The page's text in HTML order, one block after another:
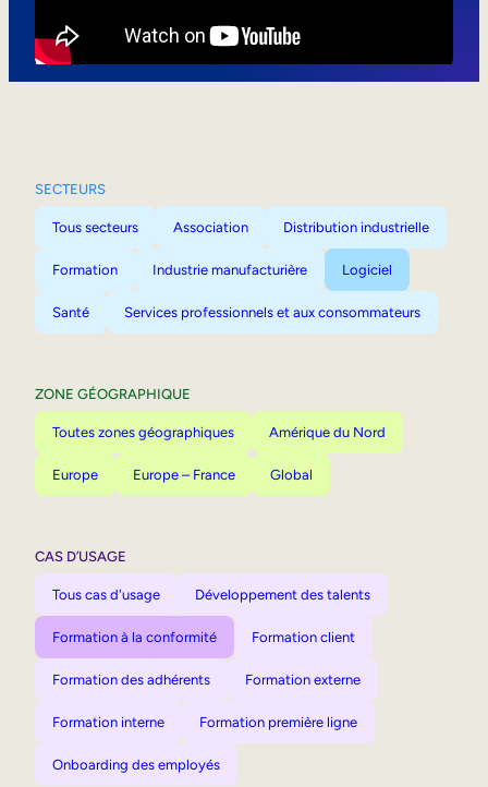
SECTEURS
Tous secteurs Association Distribution industrielle
Formation Industrie manufacturière Logiciel
Santé Services professionnels et aux consommateurs
ZONE GÉOGRAPHIQUE
Toutes zones géographiques Amérique du Nord
Europe Europe – France Global
CAS D’USAGE
Tous cas d'usage Développement des talents
Formation à la conformité Formation client
Formation des adhérents Formation externe
Formation interne Formation première ligne
Onboarding des employés